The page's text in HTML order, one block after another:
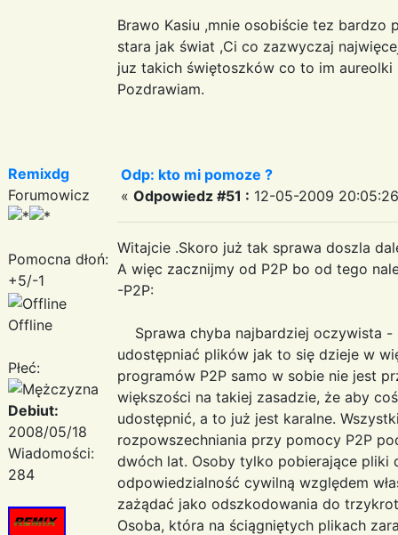
Brawo Kasiu ,mnie osobiście tez
stara jak świat ,Ci co zazwyczaj
juz takich świętoszków co to im aureolki
Pozdrawiam.
Remixdg
Forumowicz
Pomocna dłoń:
+5/-1
Offline
Płeć:
Debiut:
2008/05/18
Wiadomości:
284
Odp: kto mi pomoze ?
« Odpowiedz #51 : 12-05-2009
Witajcie .Skoro już tak sprawa doszla
A więc zacznijmy od P2P bo od tego
-P2P:
Sprawa chyba najbardziej oczywista -
udostępniać plików jak to się dzieje w
programów P2P samo w sobie nie jest
większości na takiej zasadzie, że aby
udostępnić, a to już jest karalne.
rozpowszechniania przy pomocy P2P
dwóch lat. Osoby tylko pobierające pliki
odpowiedzialność cywilną względem
zażądać jako odszkodowania do
Osoba, która na ściągniętych plikach